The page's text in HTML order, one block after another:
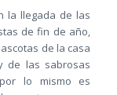
la llegada de las
de fin de año,
de la casa
de las sabrosas
lo mismo es